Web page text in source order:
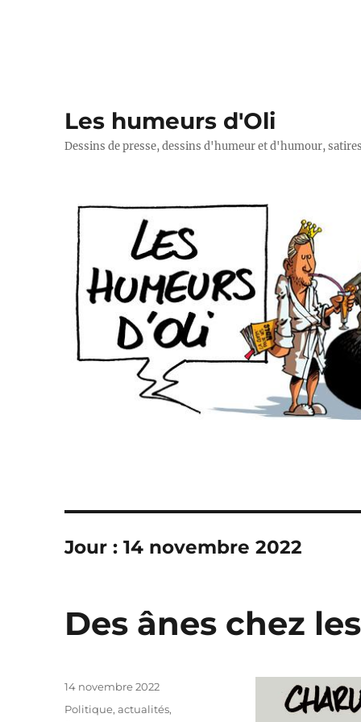
Les humeurs d'Oli
Dessins de presse, dessins d'humeur et d'humour,
Jour :14 novembre 2022
Des ânes chez
Publié
14 novembre 2022
Catégories
Politique, actualités,